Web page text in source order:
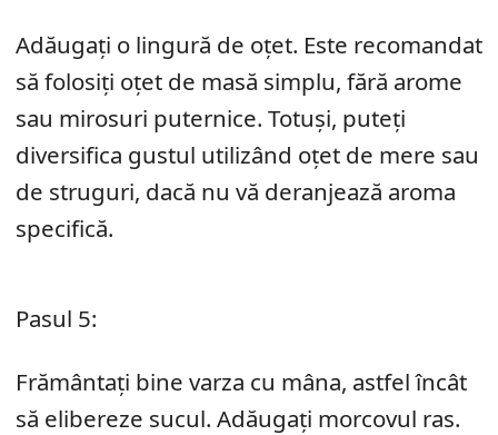
Adăugați o lingură de oțet. Este recomandat
să folosiți oțet de masă simplu, fără arome
sau mirosuri puternice. Totuși, puteți
diversifica gustul utilizând oțet de mere sau
de struguri, dacă nu vă deranjează aroma
specifică.
Pasul 5:
Frământați bine varza cu mâna, astfel încât
să elibereze sucul. Adăugați morcovul ras.